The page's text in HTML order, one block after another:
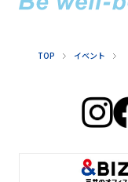
TOP イベント